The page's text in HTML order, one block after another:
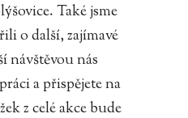
Také jsme
o další, zajímavé
návštěvou nás
a přispějete na
z celé akce bude